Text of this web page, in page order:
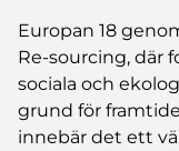
Europan 18
Re-sourcing, där
sociala och
grund för
innebär det ett